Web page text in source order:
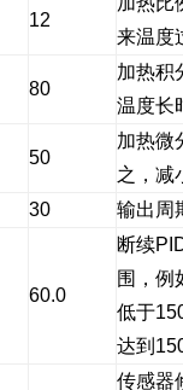
12
来温度
80
加热积
温度长
50
加热微
之，减
30 输出周
60.0
断续
围，例
低于
达到
传感器